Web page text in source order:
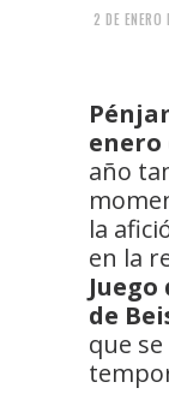
2 DE
enero
año
la
en la
de
que